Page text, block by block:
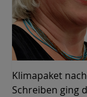
Klimapaket
Schreiben ging